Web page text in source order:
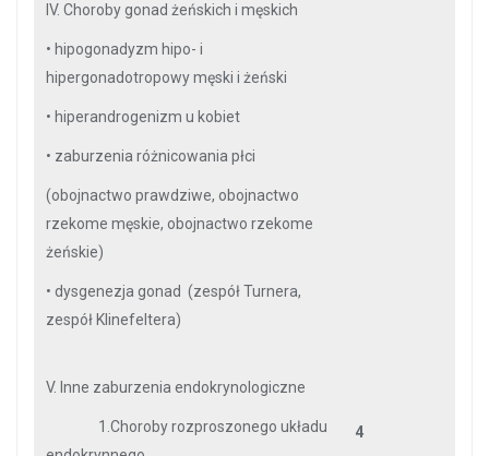
IV. Choroby gonad żeńskich i męskich
• hipogonadyzm hipo- i
hipergonadotropowy męski i żeński
• hiperandrogenizm u kobiet
• zaburzenia różnicowania płci
(obojnactwo prawdziwe, obojnactwo
rzekome męskie, obojnactwo rzekome
żeńskie)
• dysgenezja gonad (zespół Turnera,
zespół Klinefeltera)
V. Inne zaburzenia endokrynologiczne
1.Choroby rozproszonego układu
4